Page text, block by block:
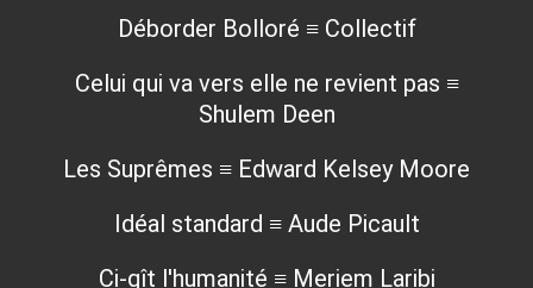
Déborder Bolloré ≡ Collectif
Celui qui va vers elle ne revient pas ≡
Shulem Deen
Les Suprêmes ≡ Edward Kelsey Moore
Idéal standard ≡ Aude Picault
Ci-gît l'humanité ≡ Meriem Laribi